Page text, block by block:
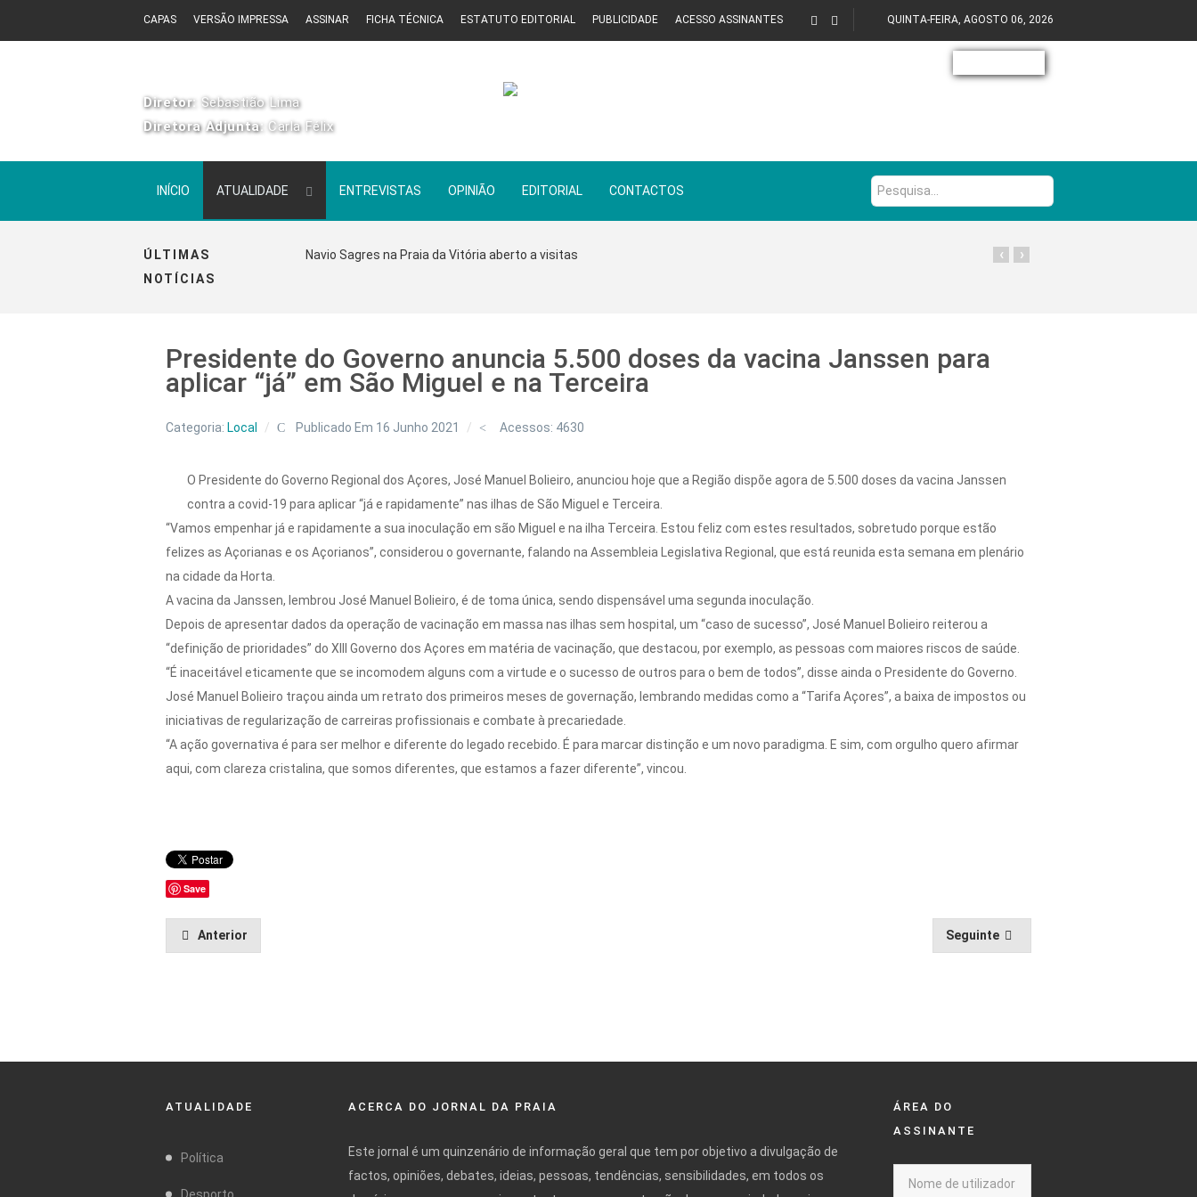
CAPAS VERSÃO IMPRESSA ASSINAR FICHA TÉCNICA ESTATUTO EDITORIAL PUBLICIDADE ACESSO ASSINANTES QUINTA-FEIRA, AGOSTO 06, 2026
Diretor: Sebastião Lima
Diretora Adjunta:Carla Félix
INÍCIO ATUALIDADE ENTREVISTAS OPINIÃO EDITORIAL CONTACTOS Pesquisa...
ÚLTIMAS
NOTÍCIAS
Navio Sagres na Praia da Vitória aberto a visitas ›
‹
Presidente do Governo anuncia 5.500 doses da vacina Janssen para
aplicar “já” em São Miguel e na Terceira
Categoria: Local Publicado Em 16 Junho 2021 Acessos: 4630
O Presidente do Governo Regional dos Açores, José Manuel Bolieiro, anunciou hoje que a Região dispõe agora de 5.500 doses da vacina Janssen
contra a covid-19 para aplicar “já e rapidamente” nas ilhas de São Miguel e Terceira.
“Vamos empenhar já e rapidamente a sua inoculação em são Miguel e na ilha Terceira. Estou feliz com estes resultados, sobretudo porque estão
felizes as Açorianas e os Açorianos”, considerou o governante, falando na Assembleia Legislativa Regional, que está reunida esta semana em plenário
na cidade da Horta.
A vacina da Janssen, lembrou José Manuel Bolieiro, é de toma única, sendo dispensável uma segunda inoculação.
Depois de apresentar dados da operação de vacinação em massa nas ilhas sem hospital, um “caso de sucesso”, José Manuel Bolieiro reiterou a
“definição de prioridades” do XIII Governo dos Açores em matéria de vacinação, que destacou, por exemplo, as pessoas com maiores riscos de saúde.
“É inaceitável eticamente que se incomodem alguns com a virtude e o sucesso de outros para o bem de todos”, disse ainda o Presidente do Governo.
José Manuel Bolieiro traçou ainda um retrato dos primeiros meses de governação, lembrando medidas como a “Tarifa Açores”, a baixa de impostos ou
iniciativas de regularização de carreiras profissionais e combate à precariedade.
“A ação governativa é para ser melhor e diferente do legado recebido. É para marcar distinção e um novo paradigma. E sim, com orgulho quero afirmar
aqui, com clareza cristalina, que somos diferentes, que estamos a fazer diferente”, vincou.
Save
Anterior Seguinte
ATUALIDADE
Política
ACERCA DO JORNAL DA PRAIA
Este jornal é um quinzenário de informação geral que tem por objetivo a divulgação de
factos, opiniões, debates, ideias, pessoas, tendências, sensibilidades, em todos os
ÁREA DO
ASSINANTE